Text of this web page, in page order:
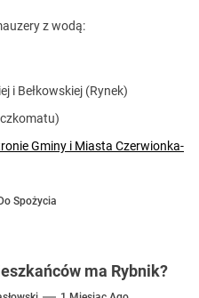
z wodą:
i Bełkowskiej (Rynek)
Gminy i Miasta Czerwionka-
Spożycia
ma Rybnik?